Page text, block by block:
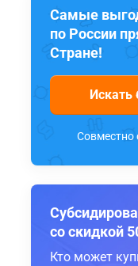
Самые
по России
Стране!
Искать
Совместно
со скидкой
Кто может